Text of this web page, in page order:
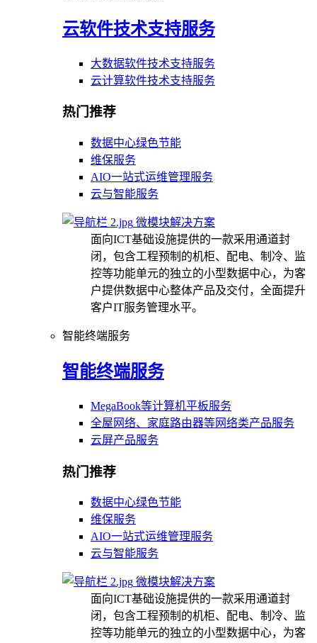
云软件技术支持服务
大数据软件技术支持服务
云计算软件技术支持服务
热门推荐
数据中心绿色节能
维保服务
AIO一站式运维管理服务
云与智能服务
微模块解决方案
面向ICT基础设施提供的一款采用通道封
闭，包含工程预制的机柜、配电、制冷、监
控等功能单元的独立的小型数据中心，为客
户提供数据中心整体产品及交付，全面提升
客户IT服务管理水平。
智能终端服务
智能终端服务
MegaBook等计算机平板服务
全屋网络、家庭路由器等网络类产品服务
云屏产品服务
热门推荐
数据中心绿色节能
维保服务
AIO一站式运维管理服务
云与智能服务
微模块解决方案
面向ICT基础设施提供的一款采用通道封
闭，包含工程预制的机柜、配电、制冷、监
控等功能单元的独立的小型数据中心，为客